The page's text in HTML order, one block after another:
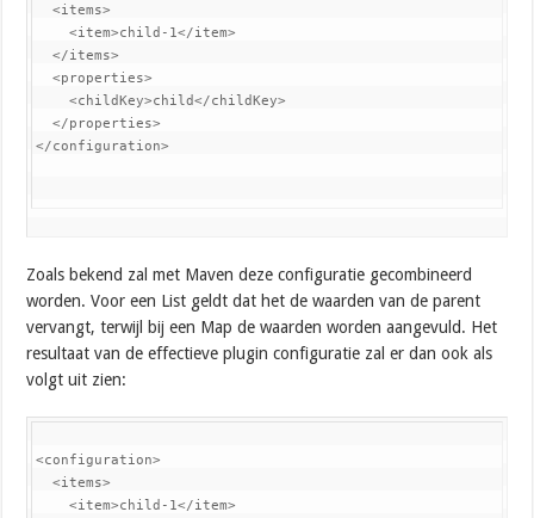
  <items>
    <item>child-1</item>
  </items>
  <properties>
    <childKey>child</childKey>
  </properties>
</configuration>
Zoals bekend zal met Maven deze configuratie gecombineerd
worden. Voor een List geldt dat het de waarden van de parent
vervangt, terwijl bij een Map de waarden worden aangevuld. Het
resultaat van de effectieve plugin configuratie zal er dan ook als
volgt uit zien:
<configuration>
  <items>
    <item>child-1</item>